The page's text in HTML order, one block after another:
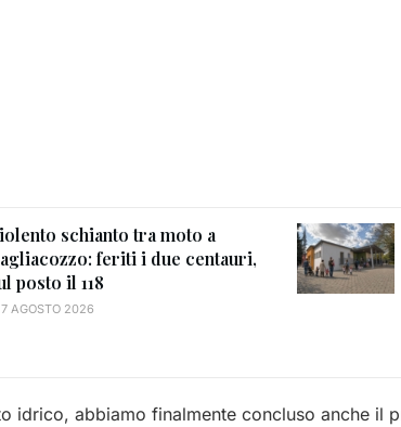
schianto tra moto a
feriti i due centauri,
posto il 118
AGOSTO 2026
idrico, abbiamo finalmente concluso anche il